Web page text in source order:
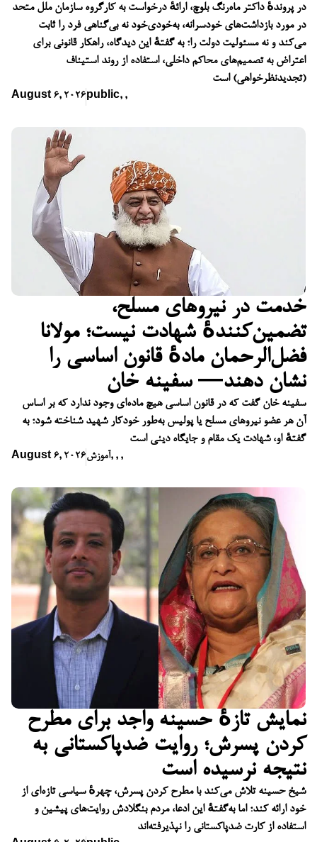
در پروندهٔ داکتر ماه‌رنگ بلوچ، ارائهٔ درخواست به کارگروه سازمان ملل متحد
در مورد بازداشت‌های خودسرانه، به‌خودی‌خود نه بی‌گناهی فرد را ثابت
می‌کند و نه مسئولیت دولت را؛ به گفتهٔ این دیدگاه، راهکار قانونی برای
اعتراض به تصمیم‌های محاکم داخلی، استفاده از روند استیناف
(تجدیدنظرخواهی) است
August 6, 2026 public, ,
خدمت در نیروهای مسلح،
تضمین‌کنندهٔ شهادت نیست؛ مولانا
فضل‌الرحمان مادهٔ قانون اساسی را
نشان دهند— سفینه خان
سفینه خان گفت که در قانون اساسی هیچ ماده‌ای وجود ندارد که بر اساس
آن هر عضو نیروهای مسلح یا پولیس به‌طور خودکار شهید شناخته شود؛ به
گفتهٔ او، شهادت یک مقام و جایگاه دینی است
August 6, 2026آموزش, , ,
نمایش تازهٔ حسینه واجد برای مطرح
کردن پسرش؛ روایت ضدپاکستانی به
نتیجه نرسیده است
شیخ حسینه تلاش می‌کند با مطرح کردن پسرش، چهرهٔ سیاسی تازه‌ای از
خود ارائه کند؛ اما به‌گفتهٔ این ادعا، مردم بنگلادش روایت‌های پیشین و
استفاده از کارت ضدپاکستانی را نپذیرفته‌اند